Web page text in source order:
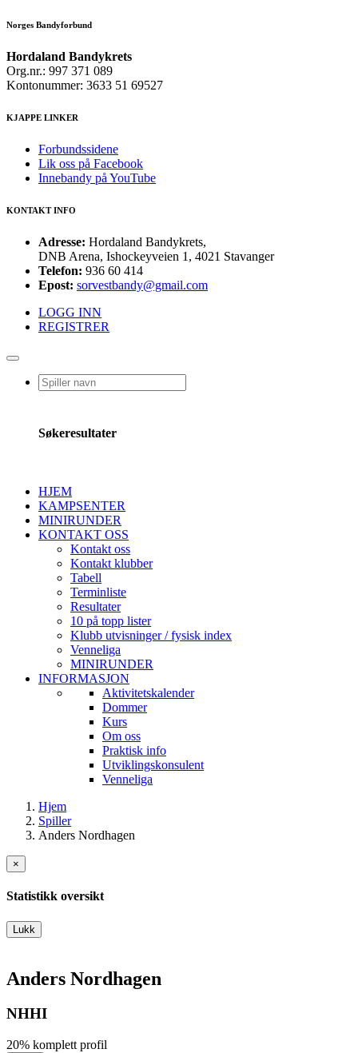
Norges Bandyforbund
Hordaland Bandykrets
Org.nr.: 997 371 089
Kontonummer: 3633 51 69527
KJAPPE LINKER
Forbundssidene
Lik oss på Facebook
Innebandy på YouTube
KONTAKT INFO
Adresse: Hordaland Bandykrets,
DNB Arena, Ishockeyveien 1, 4021 Stavanger
Telefon: 936 60 414
Epost: sorvestbandy@gmail.com
LOGG INN
REGISTRER
Søkeresultater
HJEM
KAMPSENTER
MINIRUNDER
KONTAKT OSS
Kontakt oss
Kontakt klubber
Tabell
Terminliste
Resultater
10 på topp lister
Klubb utvisninger / fysisk index
Venneliga
MINIRUNDER
INFORMASJON
Aktivitetskalender
Dommer
Kurs
Om oss
Praktisk info
Utviklingskonsulent
Venneliga
Hjem
Spiller
Anders Nordhagen
×
Statistikk oversikt
Lukk
Anders Nordhagen
NHHI
20% komplett profil